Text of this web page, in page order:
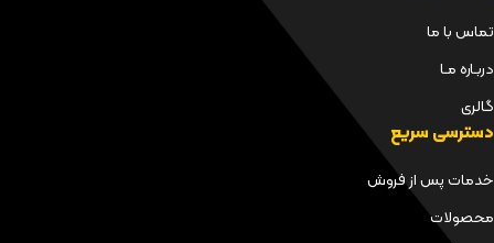
تماس با ما
دربـاره مـا
گالری
دسترسی سریع
خدمات پس از فروش
محصولات